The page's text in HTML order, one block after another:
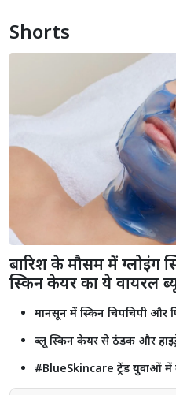
Shorts
बारिश के मौसम में ग्लोइंग
स्किन केयर का ये वायरल
मानसून में स्किन चिपचिपी और
ब्लू स्किन केयर से ठंडक और
#BlueSkincare ट्रेंड युवाओं में